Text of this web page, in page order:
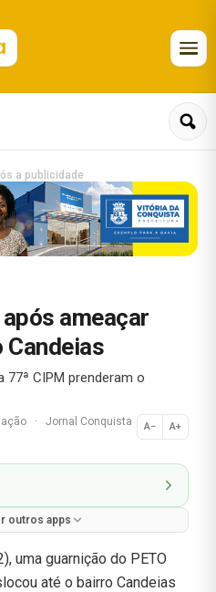
a publicidade
ameaçar
Candeias
77ª CIPM prenderam o
· Jornal Conquista A− A+
Normal
outros apps
uma guarnição do PETO
até o bairro Candeias